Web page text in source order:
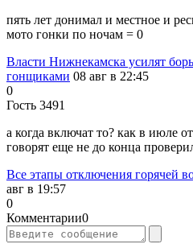
пять лет донимал и местное и
мото гонки по ночам = 0
Власти Нижнекамска усилят
гонщиками 08 авг в 22:45
0
Гость 3491
а когда включат то? как в июле
говорят еще не до конца
Все этапы отключения горячей
авг в 19:57
0
Комментарии0